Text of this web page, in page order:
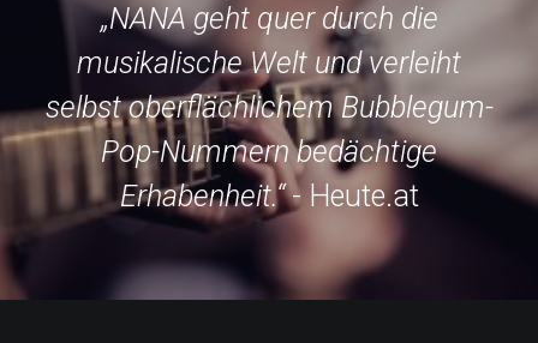
„NANA geht quer durch die
musikalische Welt und verleiht
selbst oberflächlichem Bubblegum-
Pop-Nummern bedächtige
Erhabenheit.“- Heute.at